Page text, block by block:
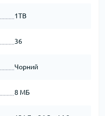
1TB
36
Чорний
8 МБ